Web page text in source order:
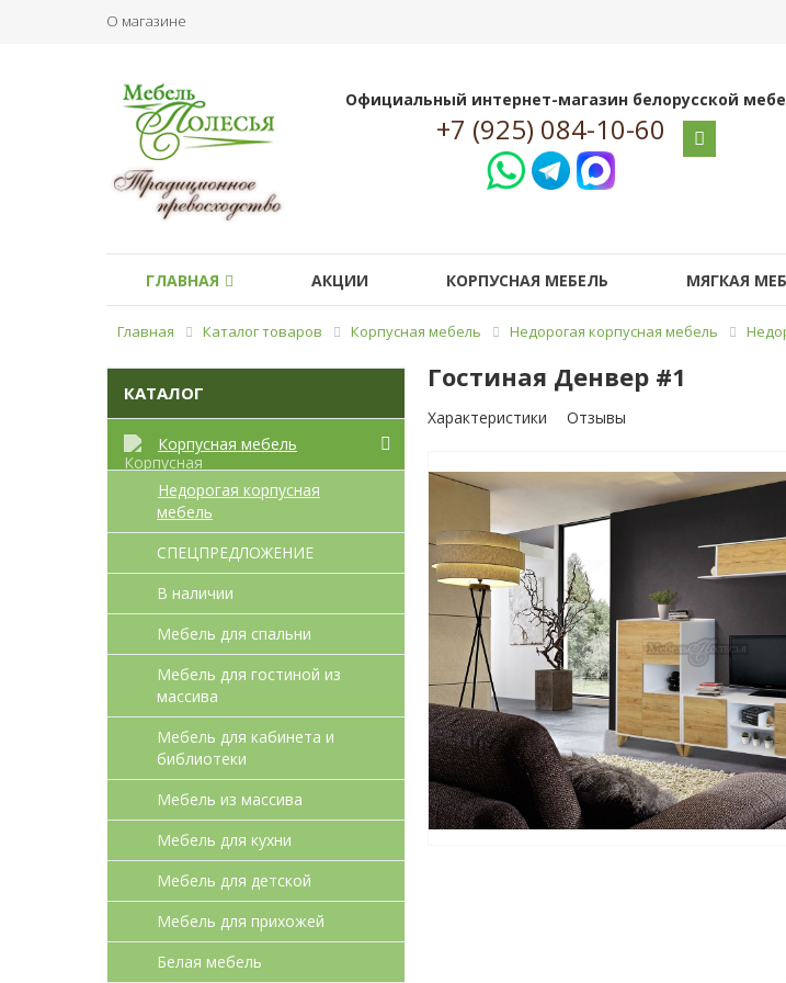
О магазине
Официальный интернет-магазин белорусской
+7 (925) 084-10-60
ГЛАВНАЯ АКЦИИ КОРПУСНАЯ МЕБЕЛЬ МЯГКАЯ
Главная Каталог товаров Корпусная мебель Недорогая корпусная мебель
КАТАЛОГ
Корпусная мебель
Недорогая корпусная
мебель
СПЕЦПРЕДЛОЖЕНИЕ
В наличии
Мебель для спальни
Мебель для гостиной из
массива
Мебель для кабинета и
библиотеки
Мебель из массива
Мебель для кухни
Мебель для детcкой
Мебель для прихожей
Белая мебель
Гостиная Денвер #1
Характеристики Отзывы